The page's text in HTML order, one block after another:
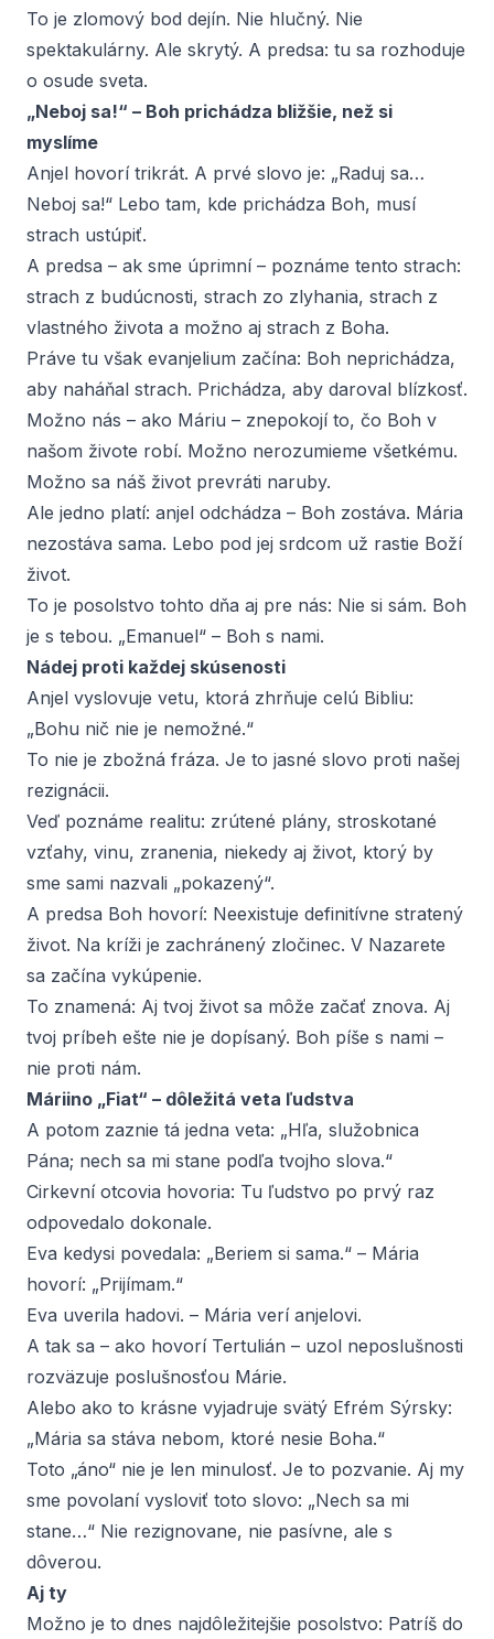
To je zlomový bod dejín. Nie hlučný. Nie
spektakulárny. Ale skrytý. A predsa: tu sa rozhoduje
o osude sveta.
„Neboj sa!“ – Boh prichádza bližšie, než si
myslíme
Anjel hovorí trikrát. A prvé slovo je: „Raduj sa…
Neboj sa!“ Lebo tam, kde prichádza Boh, musí
strach ustúpiť.
A predsa – ak sme úprimní – poznáme tento strach:
strach z budúcnosti, strach zo zlyhania, strach z
vlastného života a možno aj strach z Boha.
Práve tu však evanjelium začína: Boh neprichádza,
aby naháňal strach. Prichádza, aby daroval blízkosť.
Možno nás – ako Máriu – znepokojí to, čo Boh v
našom živote robí. Možno nerozumieme všetkému.
Možno sa náš život prevráti naruby.
Ale jedno platí: anjel odchádza – Boh zostáva. Mária
nezostáva sama. Lebo pod jej srdcom už rastie Boží
život.
To je posolstvo tohto dňa aj pre nás: Nie si sám. Boh
je s tebou. „Emanuel“ – Boh s nami.
Nádej proti každej skúsenosti
Anjel vyslovuje vetu, ktorá zhrňuje celú Bibliu:
„Bohu nič nie je nemožné.“
To nie je zbožná fráza. Je to jasné slovo proti našej
rezignácii.
Veď poznáme realitu: zrútené plány, stroskotané
vzťahy, vinu, zranenia, niekedy aj život, ktorý by
sme sami nazvali „pokazený“.
A predsa Boh hovorí: Neexistuje definitívne stratený
život. Na kríži je zachránený zločinec. V Nazarete
sa začína vykúpenie.
To znamená: Aj tvoj život sa môže začať znova. Aj
tvoj príbeh ešte nie je dopísaný. Boh píše s nami –
nie proti nám.
Máriino „Fiat“ – dôležitá veta ľudstva
A potom zaznie tá jedna veta: „Hľa, služobnica
Pána; nech sa mi stane podľa tvojho slova.“
Cirkevní otcovia hovoria: Tu ľudstvo po prvý raz
odpovedalo dokonale.
Eva kedysi povedala: „Beriem si sama.“ – Mária
hovorí: „Prijímam.“
Eva uverila hadovi. – Mária verí anjelovi.
A tak sa – ako hovorí Tertulián – uzol neposlušnosti
rozväzuje poslušnosťou Márie.
Alebo ako to krásne vyjadruje svätý Efrém Sýrsky:
„Mária sa stáva nebom, ktoré nesie Boha.“
Toto „áno“ nie je len minulosť. Je to pozvanie. Aj my
sme povolaní vysloviť toto slovo: „Nech sa mi
stane…“ Nie rezignovane, nie pasívne, ale s
dôverou.
Aj ty
Možno je to dnes najdôležitejšie posolstvo: Patríš do